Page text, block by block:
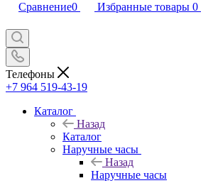
Сравнение0 Избранные товары 0
Телефоны
+7 964 519-43-19
Каталог
Назад
Каталог
Наручные часы
Назад
Наручные часы